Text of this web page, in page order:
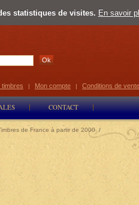
statistiques de visites. En savoir
Select Language ▼
CONTACT
| Mon compte | Conditions de vente
de France à partir de 2000/